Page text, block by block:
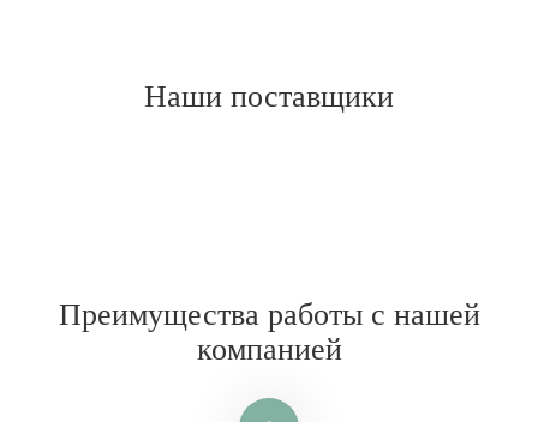
Наши поставщики
Преимущества работы с нашей
компанией